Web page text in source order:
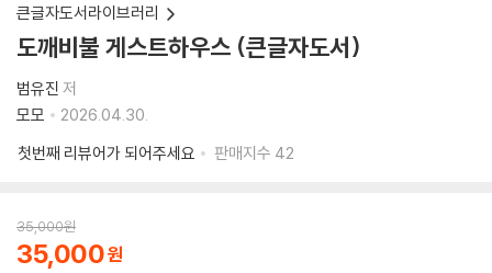
큰글자도서라이브러리
도깨비불 게스트하우스 (큰글자도서)
범유진 저
모모
2026.04.30.
첫번째 리뷰어가 되어주세요
판매지수 42
35,000원
35,000